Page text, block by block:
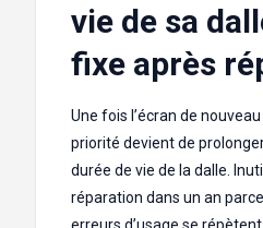
vie de sa
fixe après
Une fois l’écran de
priorité devient de
durée de vie de la dalle.
réparation dans un an
erreurs d’usage se